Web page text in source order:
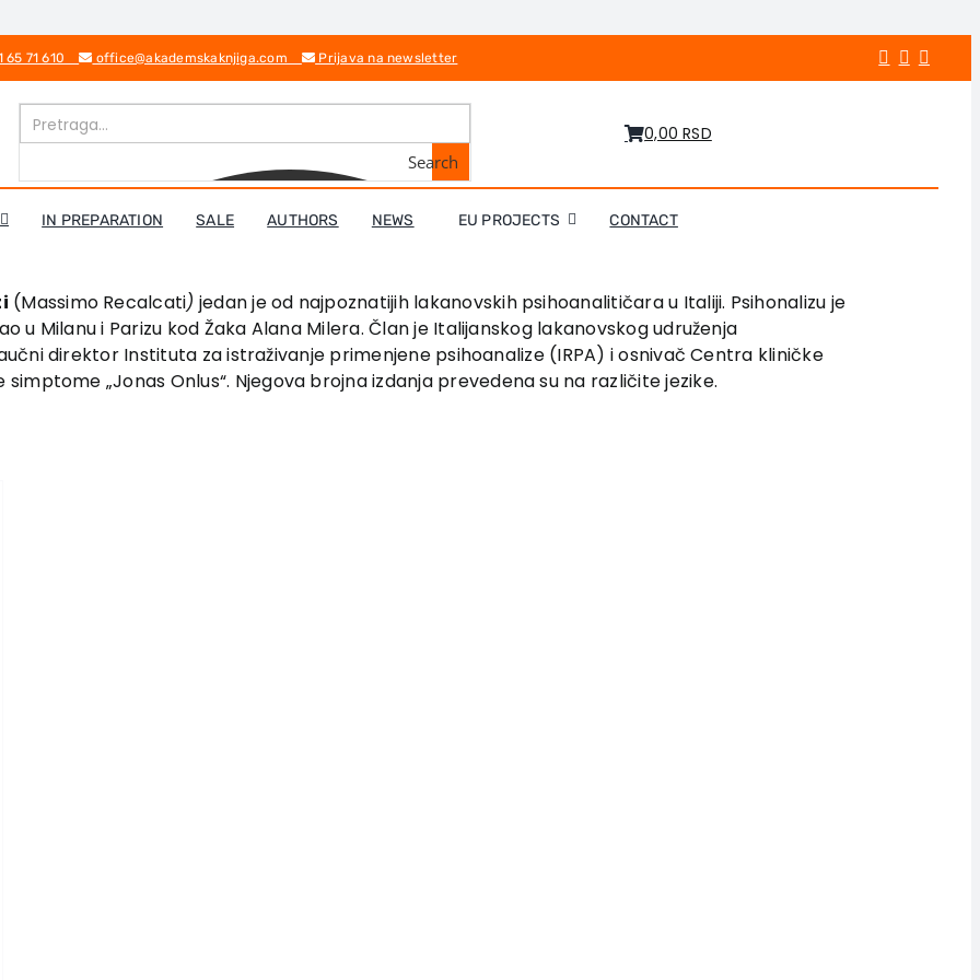
65 71 610 office@akademskaknjiga.com Prijava na newsletter
Search
0,00 RSD
IN PREPARATION SALE AUTHORS NEWS EU PROJECTS CONTACT
(Massimo Recalcati) jedan je od najpoznatijih lakanovskih psihoanalitičara u Italiji. Psihonalizu je
u Milanu i Parizu kod Žaka Alana Milera. Član je Italijanskog lakanovskog udruženja
direktor Instituta za istraživanje primenjene psihoanalize (IRPA) i osnivač Centra kliničke
simptome „Jonas Onlus“. Njegova brojna izdanja prevedena su na različite jezike.